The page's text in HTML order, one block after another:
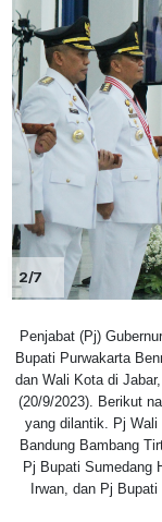
2/7
Penjabat (Pj)
Bupati Purwakarta
dan Wali Kota di
(20/9/2023). Berikut
yang dilantik. Pj
Bandung Bambang
Pj Bupati Sumedang
Irwan, dan Pj